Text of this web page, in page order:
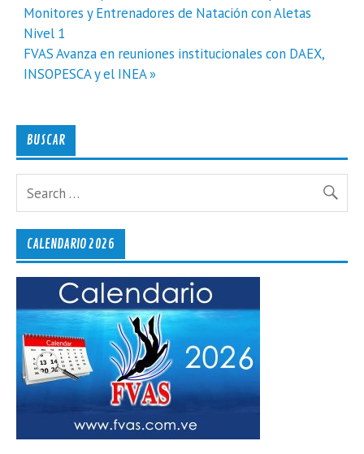
de
entradas
Monitores y Entrenadores de Natación con Aletas
Nivel 1
FVAS Avanza en reuniones institucionales con DAEX,
INSOPESCA y el INEA »
BUSCAR
CALENDARIO 2026